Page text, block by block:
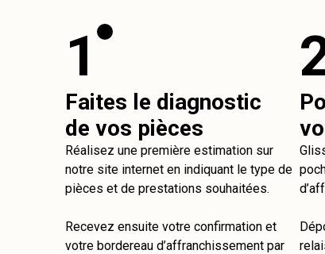
1
Faites le diagnostic
de vos pièces
Réalisez une première estimation sur
notre site internet en indiquant le type de
pièces et de prestations souhaitées.
Recevez ensuite votre confirmation et
votre bordereau d’affranchissement par